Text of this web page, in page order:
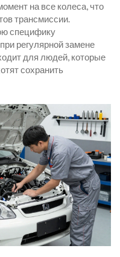
на все колеса, что
трансмиссии.
специфику
регулярной замене
для людей, которые
сохранить